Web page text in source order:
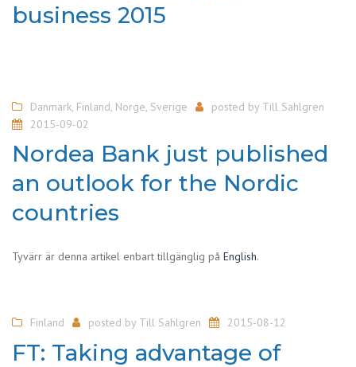
business 2015
Danmark Finland Norge Sverige posted by Till Sahlgren
2015-09-02
Nordea Bank just published
an outlook for the Nordic
countries
Tyvärr är denna artikel enbart tillgänglig på English.
Finland posted by Till Sahlgren 2015-08-12
FT: Taking advantage of